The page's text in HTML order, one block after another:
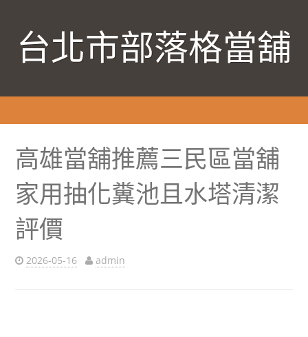
台北市部落格當舖
高雄當舖推薦三民區當舖
家用抽化糞池且水塔清潔
評價
2026-05-16 admin